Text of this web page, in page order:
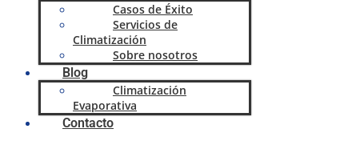
Casos de Éxito
Servicios de
Climatización
Sobre nosotros
Blog
Climatización
Evaporativa
Contacto